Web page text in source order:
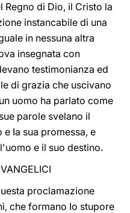
Regno di Dio, il Cristo la
instancabile di una
in nessuna altra
insegnata con
testimonianza ed
di grazia che uscivano
uomo ha parlato come
parole svelano il
Ia sua promessa, e
e il suo destino.
proclamazione
che formano Io stupore